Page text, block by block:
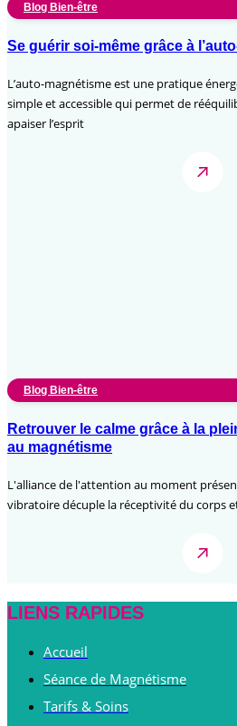
Blog Bien-être
Se guérir soi-même grâce à
L’auto-magnétisme est une pratique
simple et accessible qui permet de
apaiser l’esprit
Blog Bien-être
Retrouver le calme grâce à la
au magnétisme
L'alliance de l'attention au moment
vibratoire décuple la réceptivité du corps
LIENS RAPIDES
Accueil
Séance de Magnétisme
Tarifs & Soins